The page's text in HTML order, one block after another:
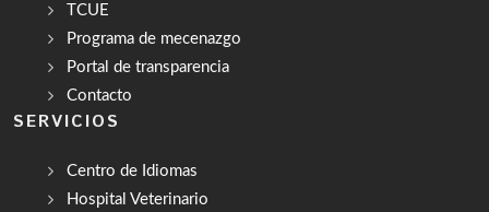
TCUE
Programa de mecenazgo
Portal de transparencia
Contacto
SERVICIOS
Centro de Idiomas
Hospital Veterinario